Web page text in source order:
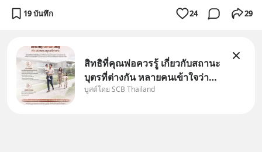
19 บันทึก 24 29
สิทธิที่คุณพ่อควรรู้ เกี่ยวกับสถานะ
บุตรที่ต่างกัน หลายคนเข้าใจว่า
"เมื่อเป็นลูกของพ่อและแม่ ก็ย่อม
บูสต์โดย SCB Thailand